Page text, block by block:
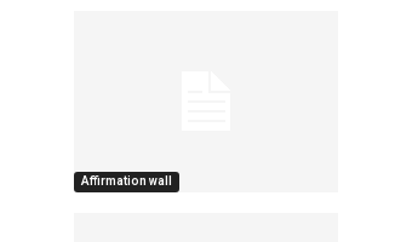
Affirmation wall